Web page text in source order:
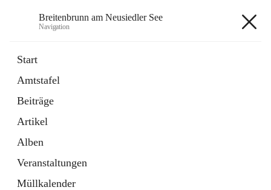
Breitenbrunn am Neusiedler See
Navigation
Start
Amtstafel
Beiträge
Artikel
Alben
Veranstaltungen
Müllkalender
18 Schnellzugriffe
Gemeindeservice